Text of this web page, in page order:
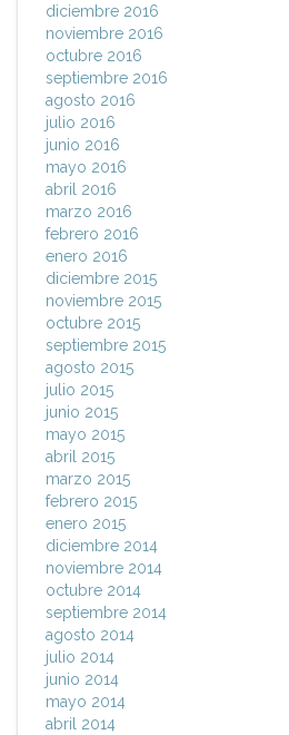
diciembre 2016
noviembre 2016
octubre 2016
septiembre 2016
agosto 2016
julio 2016
junio 2016
mayo 2016
abril 2016
marzo 2016
febrero 2016
enero 2016
diciembre 2015
noviembre 2015
octubre 2015
septiembre 2015
agosto 2015
julio 2015
junio 2015
mayo 2015
abril 2015
marzo 2015
febrero 2015
enero 2015
diciembre 2014
noviembre 2014
octubre 2014
septiembre 2014
agosto 2014
julio 2014
junio 2014
mayo 2014
abril 2014